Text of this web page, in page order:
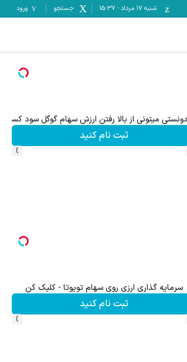
شنبه ۱۷ مرداد -
15:37 جستجو ورود
ترید EURUSD با اسپرد از صفر پیپ
ثبت نام کنید
›
۱ میلیارد اعتبار خرید طلا | بدون ضامن و چک
کلیک کن!
›